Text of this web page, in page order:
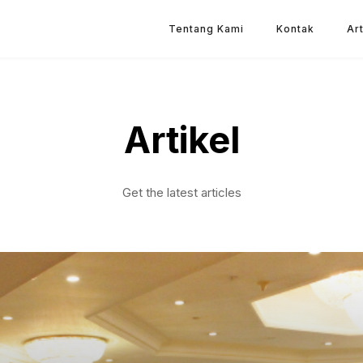
Tentang Kami Kontak
Artikel
Get the latest articles